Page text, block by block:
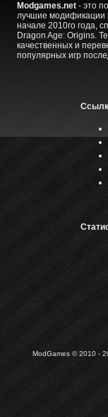
Modgames.net- это
лучшие модификации
начале 2010го года,
Dragon Age: Origins.
качественных и
популярных игр
ModGames © 2010 -